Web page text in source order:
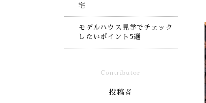
宅
モデルハウス見学でチェック
したいポイント5選
Contributor
投稿者